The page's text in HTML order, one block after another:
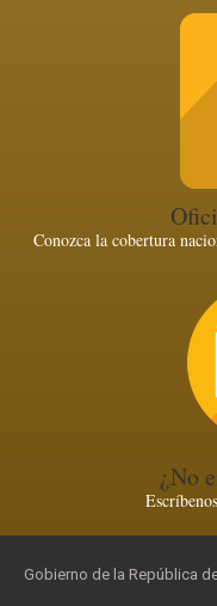
Conozca la cobertura
¿No
Gobierno de la República